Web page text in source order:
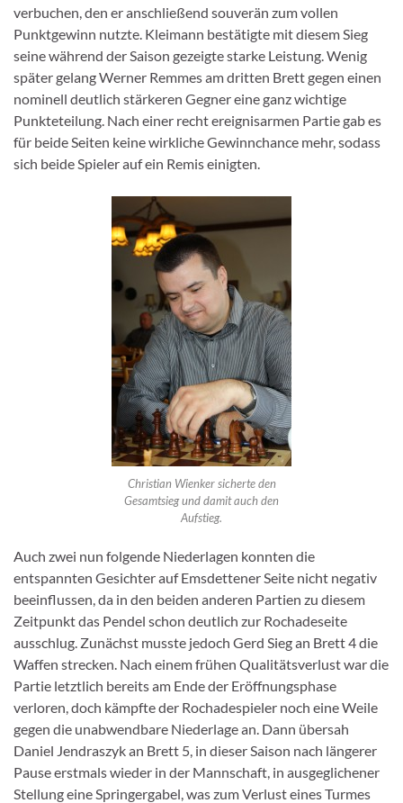
verbuchen, den er anschließend souverän zum vollen
Punktgewinn nutzte. Kleimann bestätigte mit diesem Sieg
seine während der Saison gezeigte starke Leistung. Wenig
später gelang Werner Remmes am dritten Brett gegen einen
nominell deutlich stärkeren Gegner eine ganz wichtige
Punkteteilung. Nach einer recht ereignisarmen Partie gab es
für beide Seiten keine wirkliche Gewinnchance mehr, sodass
sich beide Spieler auf ein Remis einigten.
Christian Wienker sicherte den
Gesamtsieg und damit auch den
Aufstieg.
Auch zwei nun folgende Niederlagen konnten die
entspannten Gesichter auf Emsdettener Seite nicht negativ
beeinflussen, da in den beiden anderen Partien zu diesem
Zeitpunkt das Pendel schon deutlich zur Rochadeseite
ausschlug. Zunächst musste jedoch Gerd Sieg an Brett 4 die
Waffen strecken. Nach einem frühen Qualitätsverlust war die
Partie letztlich bereits am Ende der Eröffnungsphase
verloren, doch kämpfte der Rochadespieler noch eine Weile
gegen die unabwendbare Niederlage an. Dann übersah
Daniel Jendraszyk an Brett 5, in dieser Saison nach längerer
Pause erstmals wieder in der Mannschaft, in ausgeglichener
Stellung eine Springergabel, was zum Verlust eines Turmes